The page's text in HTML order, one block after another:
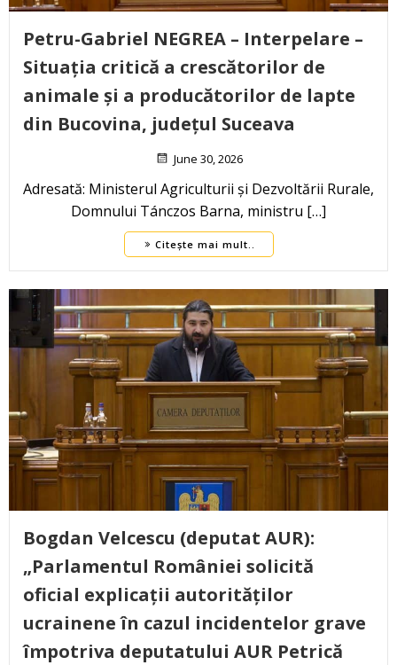
Petru-Gabriel NEGREA – Interpelare –
Situația critică a crescătorilor de
animale și a producătorilor de lapte
din Bucovina, județul Suceava
June 30, 2026
Adresată: Ministerul Agriculturii și Dezvoltării Rurale,
Domnului Tánczos Barna, ministru […]
Citește mai mult..
Bogdan Velcescu (deputat AUR):
„Parlamentul României solicită
oficial explicații autorităților
ucrainene în cazul incidentelor grave
împotriva deputatului AUR Petrică